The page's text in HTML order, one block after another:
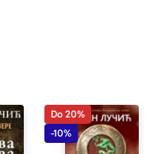
Do 20%
-10%